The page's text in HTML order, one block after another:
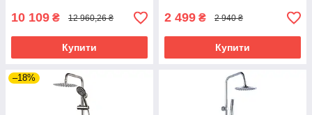
10 109 ₴ 12 960,26 ₴
Купити
2 499 ₴ 2 940 ₴
Купити
–18%